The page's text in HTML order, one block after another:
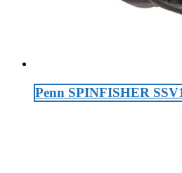
Penn SPINFISHER